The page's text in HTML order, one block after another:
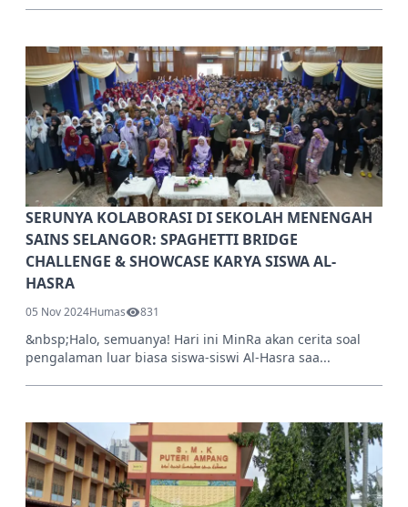
SERUNYA KOLABORASI DI SEKOLAH MENENGAH
SAINS SELANGOR: SPAGHETTI BRIDGE
CHALLENGE & SHOWCASE KARYA SISWA AL-
HASRA
05 Nov 2024Humas 831
&nbsp;Halo, semuanya! Hari ini MinRa akan cerita soal
pengalaman luar biasa siswa-siswi Al-Hasra saa...